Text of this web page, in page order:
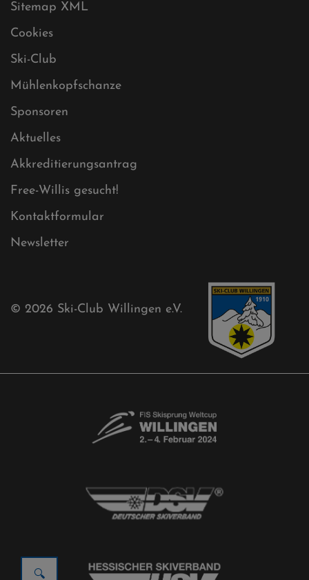
Sitemap XML
Cookies
Ski-Club
Mühlenkopfschanze
Sponsoren
Aktuelles
Akkreditierungsantrag
Free-Willis gesucht!
Kontaktformular
Newsletter
© 2026 Ski-Club Willingen e.V.